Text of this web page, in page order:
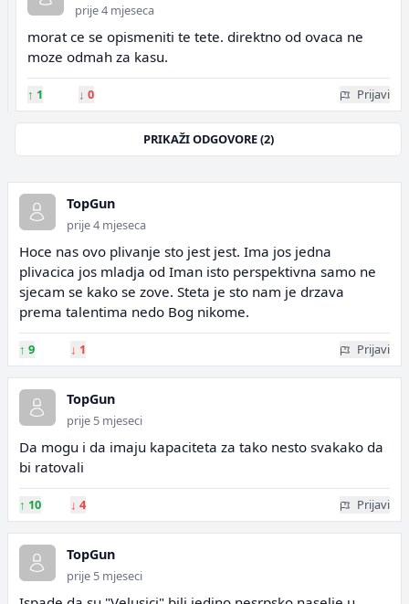
prije 4 mjeseca
morat ce se opismeniti te tete. direktno od ovaca ne
moze odmah za kasu.
↑ 1 ↓ 0 Prijavi
PRIKAŽI ODGOVORE (2)
TopGun
prije 4 mjeseca
Hoce nas ovo plivanje sto jest jest. Ima jos jedna
plivacica jos mladja od Iman isto perspektivna samo ne
sjecam se kako se zove. Steta je sto nam je drzava
prema talentima nedo Bog nikome.
↑ 9 ↓ 1 Prijavi
TopGun
prije 5 mjeseci
Da mogu i da imaju kapaciteta za tako nesto svakako da
bi ratovali
↑ 10 ↓ 4 Prijavi
TopGun
prije 5 mjeseci